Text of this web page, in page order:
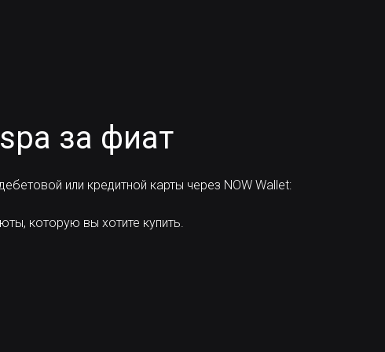
за фиат
или кредитной карты через NOW Wallet:
которую вы хотите купить.